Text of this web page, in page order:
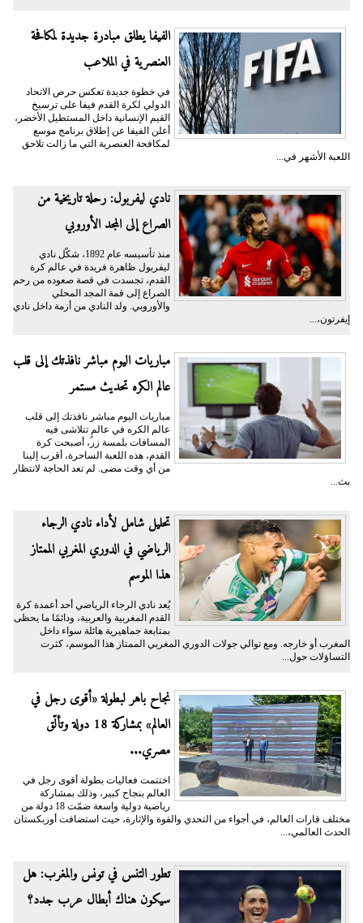
الفيفا يطلق مبادرة جديدة لمكافحة
العنصرية في الملاعب
في خطوة جديدة تعكس حرص الاتحاد
الدولي لكرة القدم فيفا على ترسيخ
القيم الإنسانية داخل المستطيل الأخضر،
أعلن الفيفا عن إطلاق برنامج موسع
لمكافحة العنصرية التي ما زالت تلاحق
اللعبة الأشهر في...
نادي ليفربول: رحلة تاريخية من
الصراع إلى المجد الأوروبي
منذ تأسيسه عام 1892، شكّل نادي
ليفربول ظاهرة فريدة في عالم كرة
القدم، تجسدت في قصة صعوده من رحم
الصراع إلى قمة المجد المحلي
والأوروبي. ولد النادي من أزمة داخل نادي
إيفرتون،...
مباريات اليوم مباشر نافذتك إلى قلب
عالم الكره تحديث مستمر
مباريات اليوم مباشر نافذتك إلى قلب
عالم الكره في عالمٍ تتلاشى فيه
المسافات بلمسة زر، أصبحت كرة
القدم، هذه اللعبة الساحرة، أقرب إلينا
من أي وقت مضى. لم تعد الحاجة لانتظار
بث...
تحليل شامل لأداء نادي الرجاء
الرياضي في الدوري المغربي الممتاز
هذا الموسم
يُعد نادي الرجاء الرياضي أحد أعمدة كرة
القدم المغربية والعربية، ودائمًا ما يحظى
بمتابعة جماهيرية هائلة سواء داخل
المغرب أو خارجه. ومع توالي جولات الدوري المغربي الممتاز هذا الموسم، كثرت
التساؤلات حول...
نجاح باهر لبطولة «أقوى رجل في
العالم» بمشاركة 18 دولة وتألّق
مصري...
اختتمت فعاليات بطولة أقوى رجل في
العالم بنجاح كبير، وذلك بمشاركة
رياضية دولية واسعة ضمّت 18 دولة من
مختلف قارات العالم، في أجواء من التحدي والقوة والإثارة، حيث استضافت أوزبكستان
الحدث العالمي،...
تطور التنس في تونس والمغرب: هل
سيكون هناك أبطال عرب جدد؟